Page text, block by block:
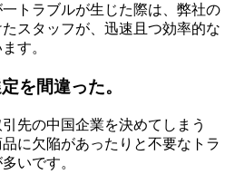
トラブルが生じた際は、弊社の
スタッフが、迅速且つ効率的な
す。
を間違った。
先の中国企業を決めてしまう
に欠陥があったりと不要なトラ
いです。